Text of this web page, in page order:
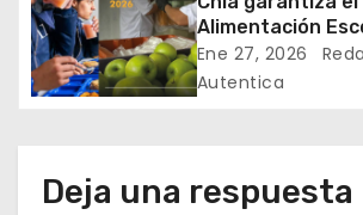
n
t
a
Alimentación
estudiantes de
oficiales
Ene 27, 2026
Autentica
Deja una respuesta